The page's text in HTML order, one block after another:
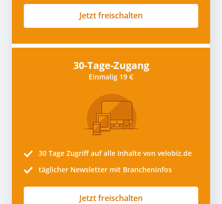
Jetzt freischalten
30-Tage-Zugang
Einmalig 19 €
30 Tage Zugriff auf alle Inhalte von velobiz.de
täglicher Newsletter mit Brancheninfos
Jetzt freischalten